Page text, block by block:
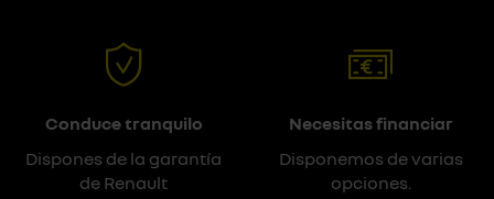
Conduce tranquilo
Dispones de la garantía
de Renault
Necesitas financiar
Disponemos de varias
opciones.